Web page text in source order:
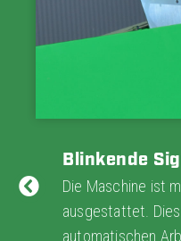
Blinkende
Die Maschine ist
ausgestattet.
automatischen